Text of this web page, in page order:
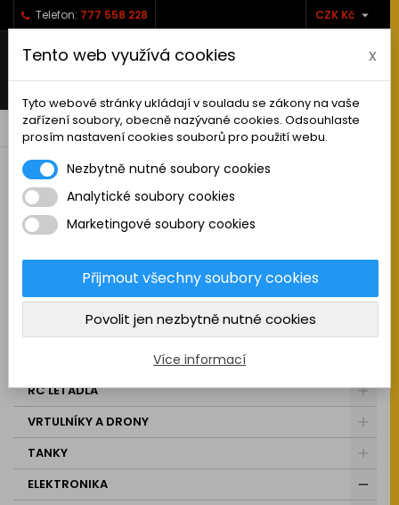
Telefon: 777 558 228 CZK Kč 
   shopping_cart0
RC AUTA
KAMIONY A NÁKLADNÍ AUTA
MAKETOVÉ DOPLŇKY
STAVEBNÍ STROJE
RC LETADLA
VRTULNÍKY A DRONY
TANKY
ELEKTRONIKA
Tento web využívá cookies x
Tyto webové stránky ukládají v souladu se zákony na vaše
zařízení soubory, obecně nazývané cookies. Odsouhlaste
prosím nastavení cookies souborů pro použití webu.
Nezbytně nutné soubory cookies
Analytické soubory cookies
Marketingové soubory cookies
Přijmout všechny soubory cookies
Povolit jen nezbytně nutné cookies
Více informací